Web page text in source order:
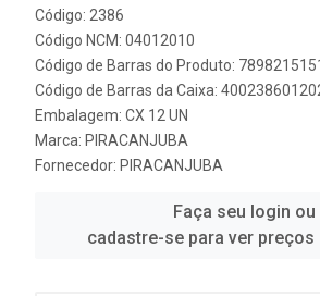
Código: 2386
Código NCM: 04012010
Código de Barras do Produto:
Código de Barras da Caixa:
Embalagem: CX 12 UN
Marca: PIRACANJUBA
Fornecedor: PIRACANJUBA
Faça seu login ou
cadastre-se para ver preços